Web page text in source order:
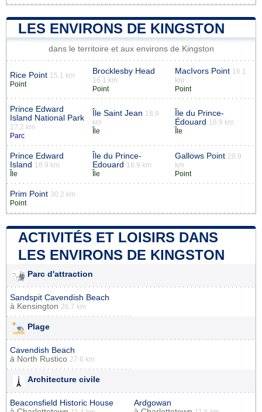
LES ENVIRONS DE KINGSTON
dans le territoire et aux environs de Kingston
Rice Point 15.1 km
Point
Brocklesby Head
16.1 km
Point
MacIvors Point 16.1
km
Point
Prince Edward
Island National Park
17.2 km
Parc
Île Saint Jean 18.9
km
Île
Île du Prince-
Édouard 18.9 km
Île
Prince Edward
Island 18.9 km
Île
Île du Prince-
Edouard 18.9 km
Île
Gallows Point 28.9
km
Point
Prim Point 30.2 km
Point
ACTIVITÉS ET LOISIRS DANS
LES ENVIRONS DE KINGSTON
Parc d'attraction
Sandspit Cavendish Beach
à Kensington 26.7 km
Plage
Cavendish Beach
à North Rustico 27.6 km
Architecture civile
Beaconsfield Historic House
Ardgowan